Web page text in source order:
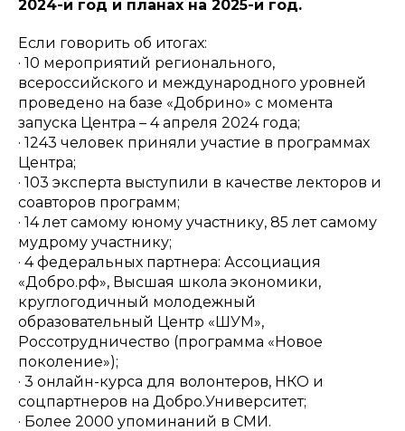
2024-й год и планах на 2025-й год.
Если говорить об итогах:
· 10 мероприятий регионального,
всероссийского и международного уровней
проведено на базе «Добрино» с момента
запуска Центра – 4 апреля 2024 года;
· 1243 человек приняли участие в программах
Центра;
· 103 эксперта выступили в качестве лекторов и
соавторов программ;
· 14 лет самому юному участнику, 85 лет самому
мудрому участнику;
· 4 федеральных партнера: Ассоциация
«Добро.рф», Высшая школа экономики,
круглогодичный молодежный
образовательный Центр «ШУМ»,
Россотрудничество (программа «Новое
поколение»);
· 3 онлайн-курса для волонтеров, НКО и
соцпартнеров на Добро.Университет;
· Более 2000 упоминаний в СМИ.